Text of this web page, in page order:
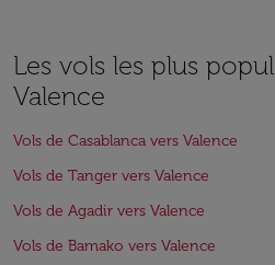
Les vols les plus
Valence
Vols de Casablanca vers Valence
Vols de Tanger vers Valence
Vols de Agadir vers Valence
Vols de Bamako vers Valence